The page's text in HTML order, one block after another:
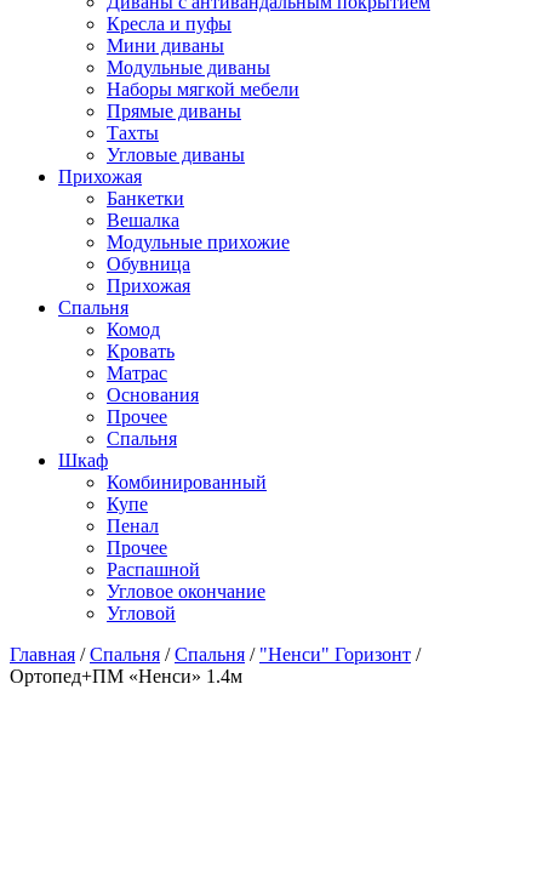
Кресла и пуфы
Мини диваны
Модульные диваны
Наборы мягкой мебели
Прямые диваны
Тахты
Угловые диваны
Прихожая
Банкетки
Вешалка
Модульные прихожие
Обувница
Прихожая
Спальня
Комод
Кровать
Матраc
Основания
Прочее
Спальня
Шкаф
Комбинированный
Купе
Пенал
Прочее
Распашной
Угловое окончание
Угловой
Главная /Спальня /Спальня / "Ненси" Горизонт /
Ортопед+ПМ «Ненси» 1.4м